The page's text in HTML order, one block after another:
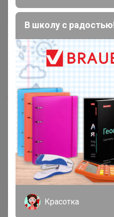
2 апреля, 2025 18:34
Glamkat, добрый вечер.
пожалуйста.
www.trendyol.com/camaiore/
Золотой
В школу с
Красотка